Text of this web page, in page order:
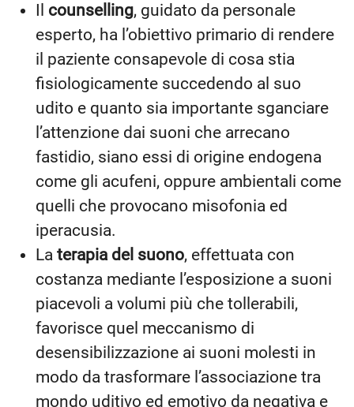
Il counselling, guidato da personale
esperto, ha l’obiettivo primario di rendere
il paziente consapevole di cosa stia
fisiologicamente succedendo al suo
udito e quanto sia importante sganciare
l’attenzione dai suoni che arrecano
fastidio, siano essi di origine endogena
come gli acufeni, oppure ambientali come
quelli che provocano misofonia ed
iperacusia.
La terapia del suono, effettuata con
costanza mediante l’esposizione a suoni
piacevoli a volumi più che tollerabili,
favorisce quel meccanismo di
desensibilizzazione ai suoni molesti in
modo da trasformare l’associazione tra
mondo uditivo ed emotivo da negativa e